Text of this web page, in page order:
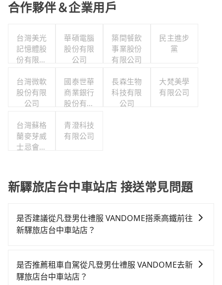
合作夥伴＆企業用戶
台灣美光
記憶體股
份有限公
華碩電腦
股份有限
公司
築間餐飲
事業股份
有限公司
民主進步
黨
台灣微軟
股份有限
公司
國泰世華
商業銀行
股份有限
長森生物
科技有限
公司
大梵美學
有限公司
台灣蘇格
蘭麥芽威
士忌會所
青澄科技
有限公司
新驛旅店台中車站店 接送常見問題
是否建議從凡登男仕禮服 VANDOME搭乘高鐵前往
新驛旅店台中車站店？
中車站店，高鐵乘坐舒適、較貴、費時！從最早06:26一
直到23:00，台北-台中一天最多有102班次高鐵可搭乘。
是否推薦租車自駕從凡登男仕禮服 VANDOME去新
驛旅店台中車站店？